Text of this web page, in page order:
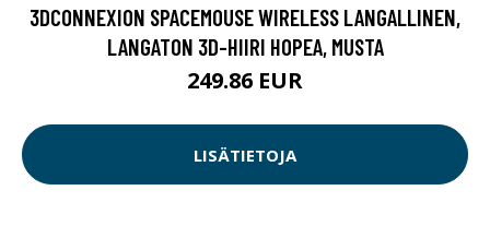
3DCONNEXION SPACEMOUSE WIRELESS LANGALLINEN,
LANGATON 3D-HIIRI HOPEA, MUSTA
249.86 EUR
LISÄTIETOJA